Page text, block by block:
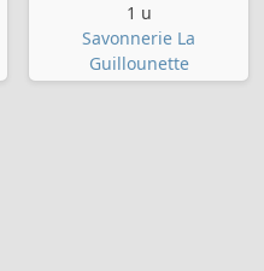
1 u
Savonnerie La
Guillounette